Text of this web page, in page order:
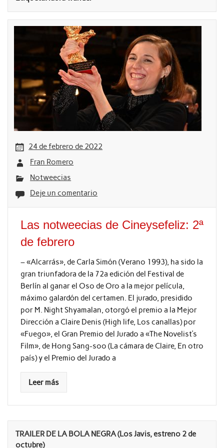
24 de febrero de 2022
Fran Romero
Notweecias
Deje un comentario
Las notweecias de Cineysefeliz: 2ª
de febrero
– «Alcarrás», de Carla Simón (Verano 1993), ha sido la
gran triunfadora de la 72a edición del Festival de
Berlín al ganar el Oso de Oro a la mejor película,
máximo galardón del certamen. El jurado, presidido
por M. Night Shyamalan, otorgó el premio a la Mejor
Dirección a Claire Denis (High life, Los canallas) por
«Fuego», el Gran Premio del Jurado a «The Novelist’s
Film», de Hong Sang-soo (La cámara de Claire, En otro
país) y el Premio del Jurado a
Leer más
TRAILER DE LA BOLA NEGRA (Los Javis, estreno 2 de
octubre)